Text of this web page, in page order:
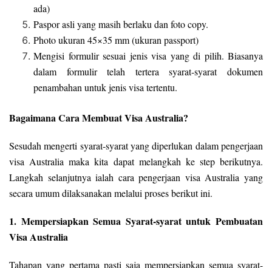
ada)
Paspor asli yang masih berlaku dan foto copy.
Photo ukuran 45×35 mm (ukuran passport)
Mengisi formulir sesuai jenis visa yang di pilih. Biasanya
dalam formulir telah tertera syarat-syarat dokumen
penambahan untuk jenis visa tertentu.
Bagaimana Cara Membuat Visa Australia?
Sesudah mengerti syarat-syarat yang diperlukan dalam pengerjaan
visa Australia maka kita dapat melangkah ke step berikutnya.
Langkah selanjutnya ialah cara pengerjaan visa Australia yang
secara umum dilaksanakan melalui proses berikut ini.
1. Mempersiapkan Semua Syarat-syarat untuk Pembuatan
Visa Australia
Tahapan yang pertama pasti saja mempersiapkan semua syarat-